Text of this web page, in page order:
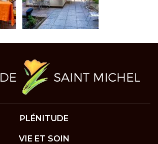
PLÉNITUDE
VIE ET SOIN